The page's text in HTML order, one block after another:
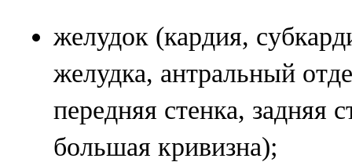
желудок (кардия,
желудка, антральный
передняя стенка, задняя
большая кривизна);